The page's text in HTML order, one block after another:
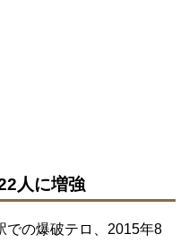
人に増強
での爆破テロ、2015年8